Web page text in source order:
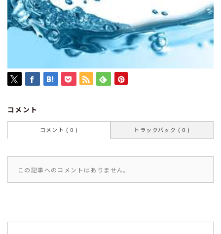
コメント
コメント ( 0 ) トラックバック ( 0 )
この記事へのコメントはありません。